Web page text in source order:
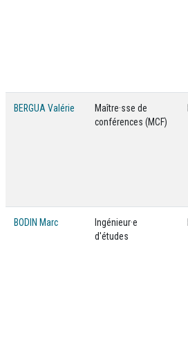
BERGUA Valérie
Maître·sse de
conférences (MCF)
BODIN Marc
Ingénieur·e
d'études